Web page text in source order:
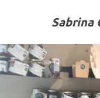
Sabrina